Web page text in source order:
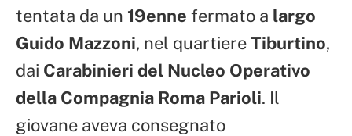
tentata da un 19enne fermato a largo
Guido Mazzoni, nel quartiereTiburtino,
dai Carabinieri del Nucleo Operativo
della Compagnia Roma Parioli. Il
giovane aveva consegnato